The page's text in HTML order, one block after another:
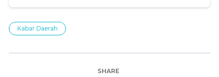
Kabar Daerah
SHARE